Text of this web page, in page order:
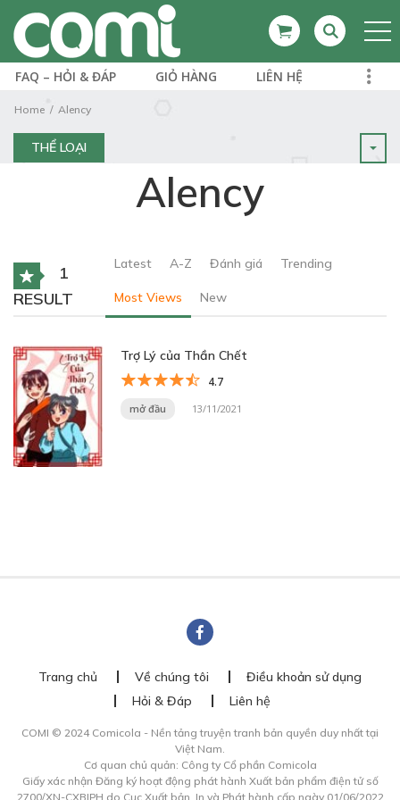
FAQ – HỎI & ĐÁP GIỎ HÀNG LIÊN HỆ
Home Alency
THỂ LOẠI
Alency
1
RESULT
Latest A-Z Đánh giá Trending
Most Views New
Trợ Lý của Thần Chết
4.7
mở đầu 13/11/2021
Trang chủ Về chúng tôi
Điều khoản sử dụng
Hỏi & Đáp
Liên hệ
COMI © 2024 Comicola - Nền tảng truyện tranh bản quyền duy nhất tại
Việt Nam.
Cơ quan chủ quản: Công ty Cổ phần Comicola
Giấy xác nhận Đăng ký hoạt động phát hành Xuất bản phẩm điện tử số
2700/XN-CXBIPH do Cục Xuất bản, In và Phát hành cấp ngày 01/06/2022